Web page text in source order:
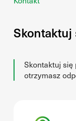
Skontaktuj
Skontaktuj się
otrzymasz